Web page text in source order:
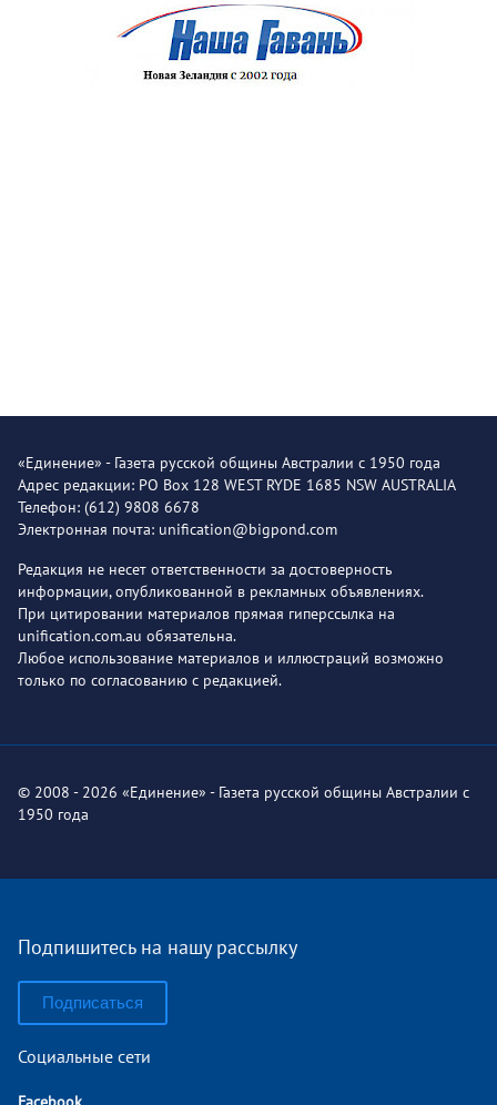
«Единение» - Газета русской общины Австралии с 1950 года
Адрес редакции: PO Box 128 WEST RYDE 1685 NSW AUSTRALIA
Телефон: (612) 9808 6678
Электронная почта: unification@bigpond.com
Редакция не несет ответственности за достоверность
информации, опубликованной в рекламных объявлениях.
При цитировании материалов прямая гиперссылка на
unification.com.au обязательна.
Любое использование материалов и иллюстраций возможно
только по согласованию с редакцией.
© 2008 - 2026 «Единение» - Газета русской общины Австралии с
1950 года
Подпишитесь на нашу рассылку
Подписаться
Социальные сети